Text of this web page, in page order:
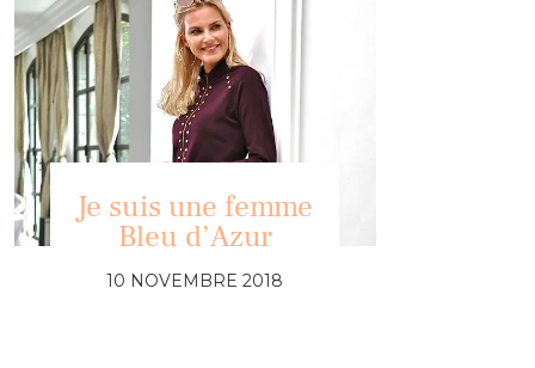
Je suis une femme
Bleu d’Azur
10 NOVEMBRE 2018